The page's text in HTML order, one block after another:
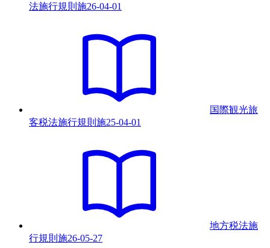
法施行規則 施26-04-01
国際観光旅
客税法施行規則 施25-04-01
地方税法施
行規則 施26-05-27